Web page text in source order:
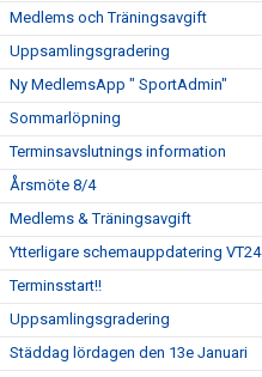
Medlems och Träningsavgift
Uppsamlingsgradering
Ny MedlemsApp " SportAdmin"
Sommarlöpning
Terminsavslutnings information
Årsmöte 8/4
Medlems & Träningsavgift
Ytterligare schemauppdatering VT24
Terminsstart!!
Uppsamlingsgradering
Städdag lördagen den 13e Januari